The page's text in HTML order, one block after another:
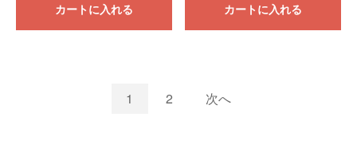
カートに入れる カートに入れる
1 2 次へ